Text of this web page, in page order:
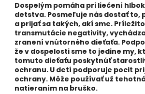
Dospelým pomáha pri liečení
detstva. Posmeľuje nás dostať to,
a prijať sa takých, akí sme.
transmutácie negativity,
zranení vnútorného dieťaťa.
že v dospelosti sme to jedine my,
tomuto dieťaťu poskytnúť
ochranu. U detí podporuje pocit
ochrany. Môže používať už
natieraním na bruško.